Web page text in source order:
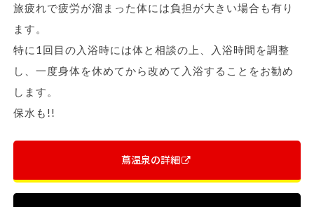
旅疲れで疲労が溜まった体には負担が大きい場合も有り
ます。
特に1回目の入浴時には体と相談の上、入浴時間を調整
し、一度身体を休めてから改めて入浴することをお勧め
します。
保水も!!
蔦温泉の詳細